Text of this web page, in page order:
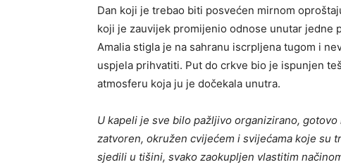
Dan koji je trebao biti posvećen mirnom
koji je zauvijek promijenio odnose unutar jedne
Amalia stigla je na sahranu iscrpljena tugom i
uspjela prihvatiti. Put do crkve bio je ispunjen
atmosferu koja ju je dočekala unutra.
U kapeli je sve bilo pažljivo organizirano,
zatvoren, okružen cvijećem i svijećama koje su
sjedili u tišini, svako zaokupljen vlastitim